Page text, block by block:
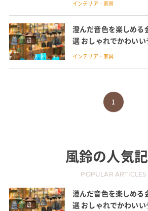
インテリア・家具
澄んだ音色を楽しめる
選 おしゃれでかわい
真鍮製も
インテリア・家具
1
風鈴の人気
POPULAR ARTICLES
澄んだ音色を楽しめる
選 おしゃれでかわい